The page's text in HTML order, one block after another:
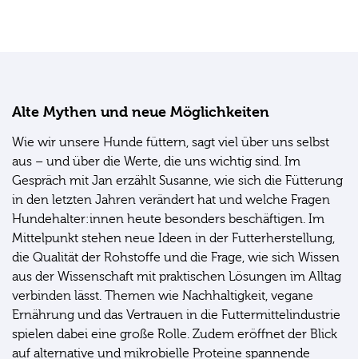
Alte Mythen und neue Möglichkeiten
Wie wir unsere Hunde füttern, sagt viel über uns selbst
aus – und über die Werte, die uns wichtig sind. Im
Gespräch mit Jan erzählt Susanne, wie sich die Fütterung
in den letzten Jahren verändert hat und welche Fragen
Hundehalter:innen heute besonders beschäftigen. Im
Mittelpunkt stehen neue Ideen in der Futterherstellung,
die Qualität der Rohstoffe und die Frage, wie sich Wissen
aus der Wissenschaft mit praktischen Lösungen im Alltag
verbinden lässt. Themen wie Nachhaltigkeit, vegane
Ernährung und das Vertrauen in die Futtermittelindustrie
spielen dabei eine große Rolle. Zudem eröffnet der Blick
auf alternative und mikrobielle Proteine spannende